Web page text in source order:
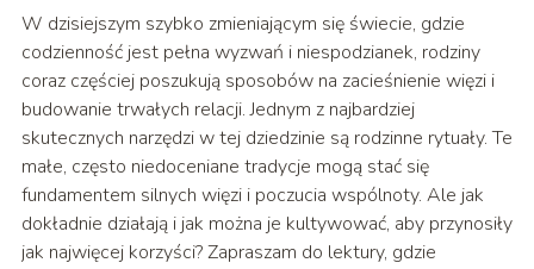
W dzisiejszym szybko zmieniającym się świecie, gdzie
codzienność jest pełna wyzwań i niespodzianek, rodziny
coraz częściej poszukują sposobów na zacieśnienie więzi i
budowanie trwałych relacji. Jednym z najbardziej
skutecznych narzędzi w tej dziedzinie są rodzinne rytuały. Te
małe, często niedoceniane tradycje mogą stać się
fundamentem silnych więzi i poczucia wspólnoty. Ale jak
dokładnie działają i jak można je kultywować, aby przynosiły
jak najwięcej korzyści? Zapraszam do lektury, gdzie